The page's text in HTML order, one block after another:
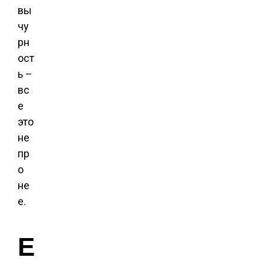
вы
чу
рн
ост
ь –
вс
е
это
не
пр
о
не
е.
Е